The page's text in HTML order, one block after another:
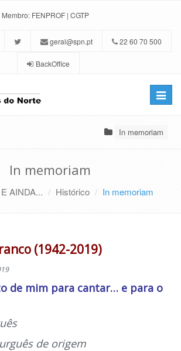
Membro: FENPROF | CGTP
geral@spn.pt 22 60 70 500
BackOffice
Toggle
In memoriam
In memoriam
E AINDA... Histórico In memoriam
(1942-2019)
de mim para cantar… e para o
de origem